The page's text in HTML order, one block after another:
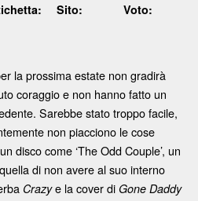
Sito: Voto:
la prossima estate non gradirà
coraggio e non hanno fatto un
Sarebbe stato troppo facile,
non piacciono le cose
disco come ‘The Odd Couple’, un
di non avere al suo interno
Crazye la cover di Gone Daddy